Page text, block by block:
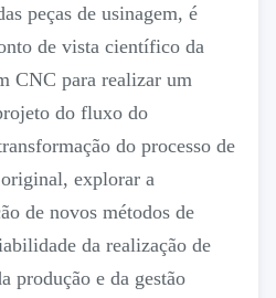
peças de usinagem, é
de vista científico da
CNC para realizar um
do fluxo do
do processo de
explorar a
de novos métodos de
da realização de
produção e da gestão